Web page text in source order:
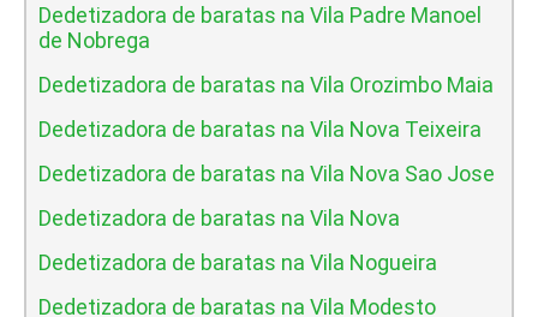
Dedetizadora de baratas na Vila Padre Manoel
de Nobrega
Dedetizadora de baratas na Vila Orozimbo Maia
Dedetizadora de baratas na Vila Nova Teixeira
Dedetizadora de baratas na Vila Nova Sao Jose
Dedetizadora de baratas na Vila Nova
Dedetizadora de baratas na Vila Nogueira
Dedetizadora de baratas na Vila Modesto